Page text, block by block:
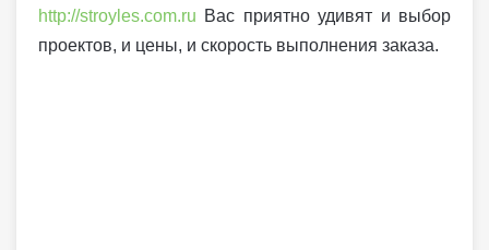
http://stroyles.com.ru Вас приятно удивят и выбор
проектов, и цены, и скорость выполнения заказа.